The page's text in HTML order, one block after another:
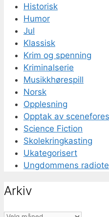
Historisk
Humor
Jul
Klassisk
Krim og spenning
Kriminalserie
Musikkhørespill
Norsk
Opplesning
Opptak av
Science Fiction
Skolekringkasting
Ukategorisert
Ungdommens
Arkiv